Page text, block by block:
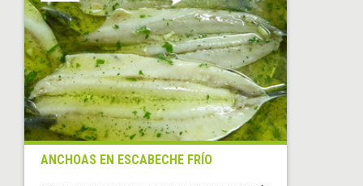
ANCHOAS EN ESCABECHE FRÍO